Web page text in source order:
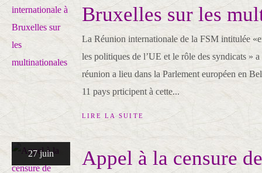
Bruxelles sur les
La Réunion internationale de la FSM intitulée
les politiques de l’UE et le rôle des syndicats »
réunion a lieu dans la Parlement européen en
11 pays prticipent à cette...
LIRE LA SUITE
27 juin Appel à la censure